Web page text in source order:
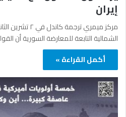
إيران
الشمالية التابعة للمعارضة السورية أن
أكمل القراءة »